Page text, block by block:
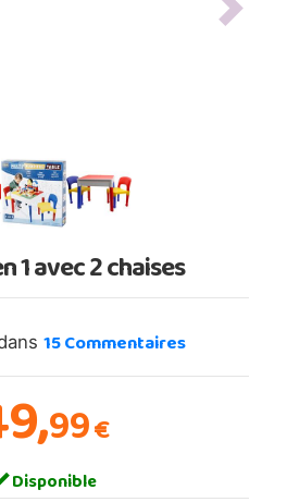
Next
1 avec 2 chaises
15Commentaires
99€
Disponible